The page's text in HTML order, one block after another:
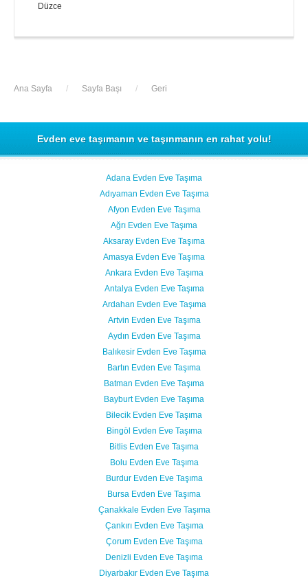
Düzce
Ana Sayfa / Sayfa Başı / Geri
Evden eve taşımanın ve taşınmanın en rahat yolu!
Adana Evden Eve Taşıma
Adıyaman Evden Eve Taşıma
Afyon Evden Eve Taşıma
Ağrı Evden Eve Taşıma
Aksaray Evden Eve Taşıma
Amasya Evden Eve Taşıma
Ankara Evden Eve Taşıma
Antalya Evden Eve Taşıma
Ardahan Evden Eve Taşıma
Artvin Evden Eve Taşıma
Aydın Evden Eve Taşıma
Balıkesir Evden Eve Taşıma
Bartın Evden Eve Taşıma
Batman Evden Eve Taşıma
Bayburt Evden Eve Taşıma
Bilecik Evden Eve Taşıma
Bingöl Evden Eve Taşıma
Bitlis Evden Eve Taşıma
Bolu Evden Eve Taşıma
Burdur Evden Eve Taşıma
Bursa Evden Eve Taşıma
Çanakkale Evden Eve Taşıma
Çankırı Evden Eve Taşıma
Çorum Evden Eve Taşıma
Denizli Evden Eve Taşıma
Diyarbakır Evden Eve Taşıma